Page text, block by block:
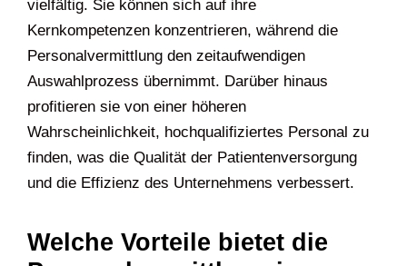
vielfältig. Sie können sich auf ihre
Kernkompetenzen konzentrieren, während die
Personalvermittlung den zeitaufwendigen
Auswahlprozess übernimmt. Darüber hinaus
profitieren sie von einer höheren
Wahrscheinlichkeit, hochqualifiziertes Personal zu
finden, was die Qualität der Patientenversorgung
und die Effizienz des Unternehmens verbessert.
Welche Vorteile bietet die